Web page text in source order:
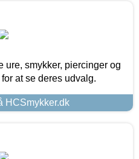
smykker, piercinger og
at se deres udvalg.
HCSmykker.dk